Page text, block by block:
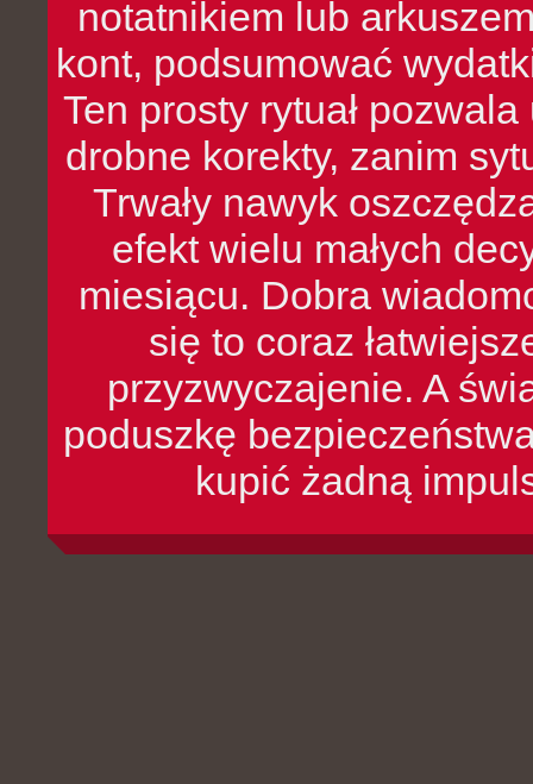
notatnikiem lub
kont, podsumować
Ten prosty rytuał
drobne korekty, zanim
Trwały nawyk
efekt wielu małych
miesiącu. Dobra
się to coraz
przyzwyczajenie. A
poduszkę
kupić żadną